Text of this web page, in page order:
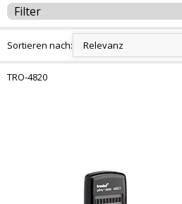
Filter
Sortieren nach:
TRO-4820